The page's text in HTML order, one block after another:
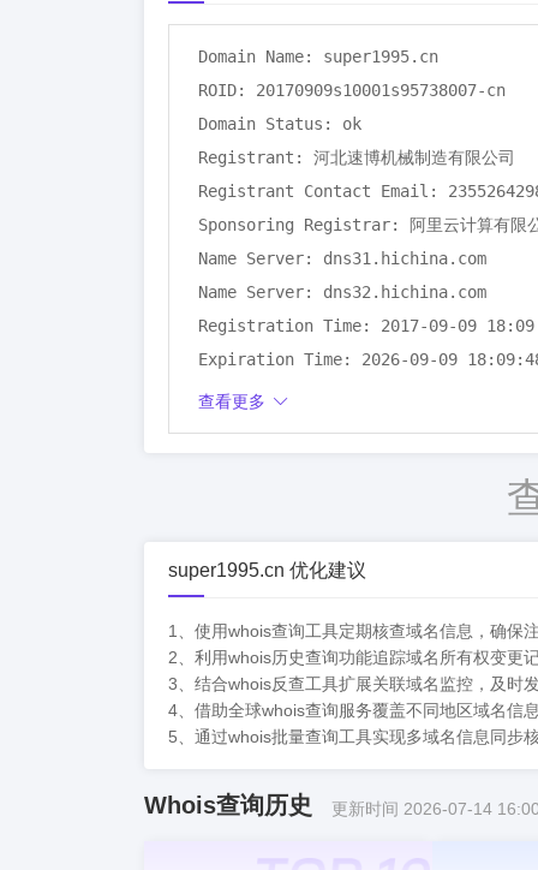
Domain Name: super1995.cn
ROID: 20170909s10001s95738007-cn
Domain Status: ok
Registrant: 河北速博机械制造有限公司
Registrant Contact Email:
Sponsoring Registrar: 阿里云计算有限
Name Server: dns31.hichina.com
Name Server: dns32.hichina.com
Registration Time: 2017-09-09
Expiration Time: 2026-09-09
DNSSEC: unsigned
查看更多
super1995.cn 优化建议
1、使用whois查询工具定期核查域名信息，确保
2、利用whois历史查询功能追踪域名所有权变更
3、结合whois反查工具扩展关联域名监控，及时
4、借助全球whois查询服务覆盖不同地区域名信
5、通过whois批量查询工具实现多域名信息同步
Whois查询历史 更新时间 2026-07-14